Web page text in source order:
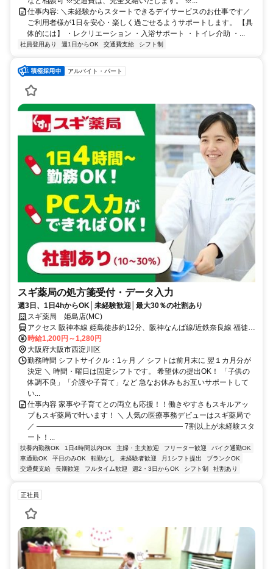
「通いやすい」で選ばれています
仕事内容: ＼未経験からスタートできるデイサービスのお仕事です／
ご利用者様が1日を安心・楽しく過ごせるようサポートします。 【具
体的には】 ・レクリエーション ・入浴サポート ・トイレ介助 ・...
社員登用あり 週1日からOK 交通費支給 シフト制
アルバイト・パート
スギ薬局の処方箋受付・データ入力
週3日、1日4hからOK│未経験歓迎│最大30％の社割あり
スギ薬局 姫島店(MC)
アクセス 阪神本線 姫島徒歩約12分、阪神なんば線/近鉄奈良線 福徒歩
約11分、阪神本線 千船徒歩約13分
時給1,200円～1,280円
大阪府大阪市西淀川区
勤務時間 シフトサイクル：1ヶ月 ／ シフトは前月末に 翌１カ月分が
決定 ＼ 時間・曜日は固定シフトです。 希望休の提出OK！ 「子供の
体調不良」「介護や子育て」など 急なお休みもお互いサポートして
い...
仕事内容 家事や子育てとの両立も応援！！働きやすさもスキルアッ
プもスギ薬局で叶います！ ＼ 人気の医療事務デビューはスギ薬局で
／ ―――――――――――――――――――― 7割以上が未経験スタ
ート！...
扶養内勤務OK 1日4時間以内OK 主婦・主夫歓迎 フリーター歓迎
バイク通勤OK
車通勤OK
平日のみOK 転勤なし 未経験者歓迎 月1シフト提出
ブランクOK
交通費支給
長期歓迎 フルタイム歓迎 週2・3日からOK シフト制 社割あり
正社員